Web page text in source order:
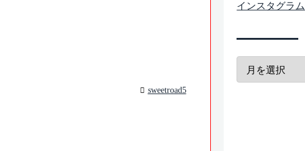
sweetroad5
インスタグラム